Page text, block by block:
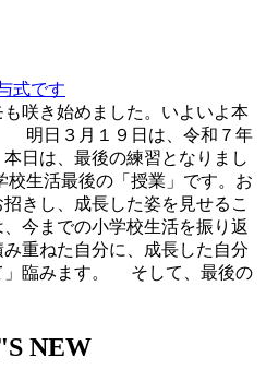
式です
咲き始めました。いよいよ本
明日３月１９日は、令和７年
日は、最後の練習となりまし
生活最後の「授業」です。お
きし、成長した姿を見せるこ
今までの小学校生活を振り返
重ねた自分に、成長した自分
」臨みます。 そして、最後の
NEW